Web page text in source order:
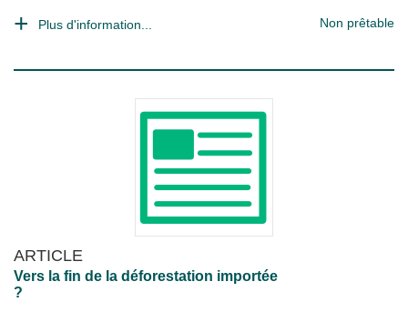
Plus d'information... Non prêtable
ARTICLE
Vers la fin de la déforestation importée
?